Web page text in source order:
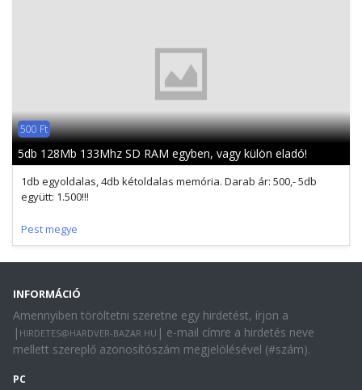
500 Ft
5db 128Mb 133Mhz SD RAM egyben, vagy külön eladó!
1db egyoldalas, 4db kétoldalas memória. Darab ár: 500,- 5db
együtt: 1.500!!!
Pest megye
INFORMÁCIÓ
Amennyiben töröltetni szeretne egy hirdetést, írjon a
| HIRDETES@HARDVER-BAZAR.HU | e-mail címre a hirdetés neve
mellett szereplő azonosítószám megjelölésével (#szám).
PC